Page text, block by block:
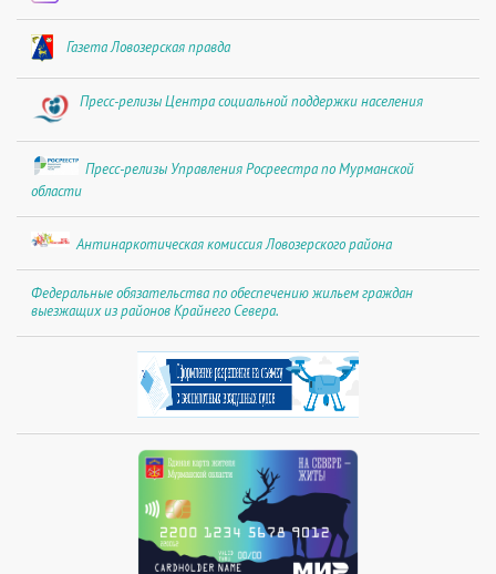
Газета Ловозерская правда
Пресс-релизы Центра социальной поддержки населения
Пресс-релизы Управления Росреестра по Мурманской
области
Антинаркотическая комиссия Ловозерского района
Федеральные обязательства по обеспечению жильем граждан
выезжащих из районов Крайнего Севера.